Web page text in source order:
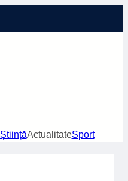
ȘtiințăActualitateSport